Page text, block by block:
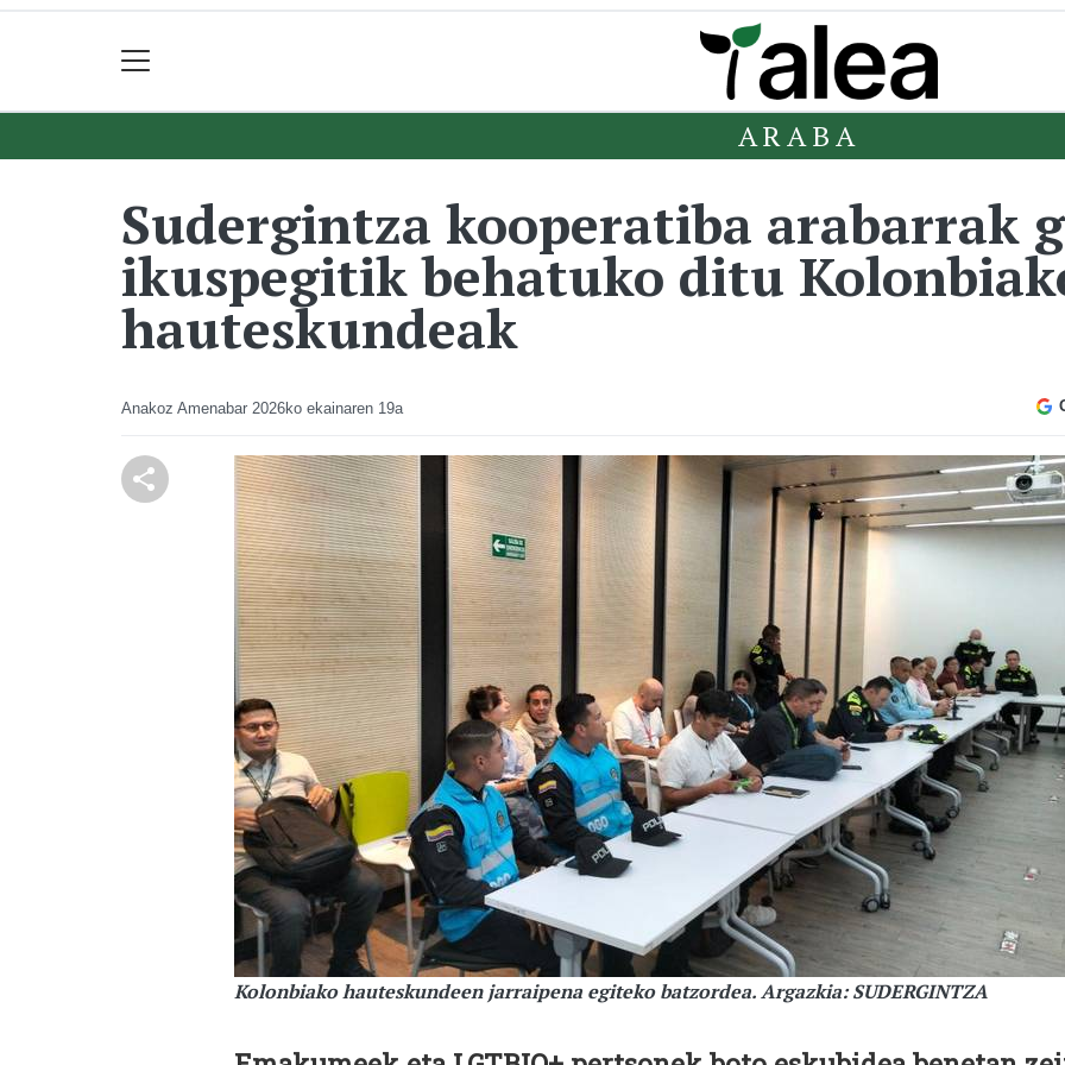
ARABA
Sudergintza kooperatiba arabarrak
ikuspegitik behatuko ditu
hauteskundeak
Anakoz Amenabar 2026ko ekainaren 19a
Kolonbiako hauteskundeen jarraipena egiteko batzordea. Argazkia: SUDERGINTZA